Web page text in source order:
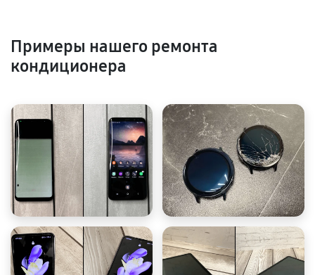
Примеры нашего ремонта
кондиционера